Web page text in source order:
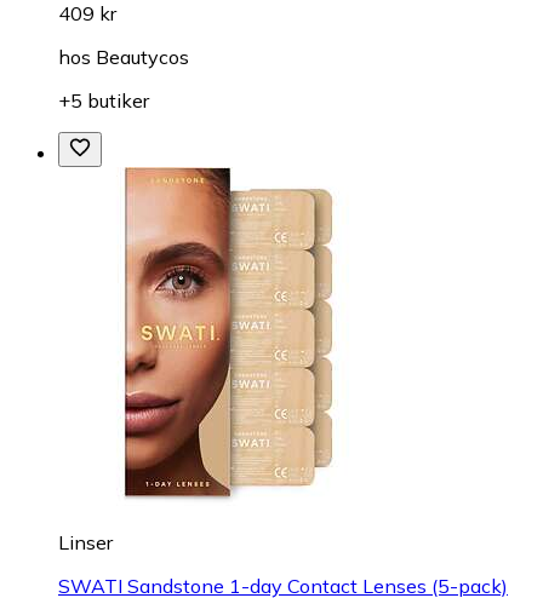
409 kr
hos Beautycos
+5 butiker
Linser
SWATI Sandstone 1-day Contact Lenses (5-pack)